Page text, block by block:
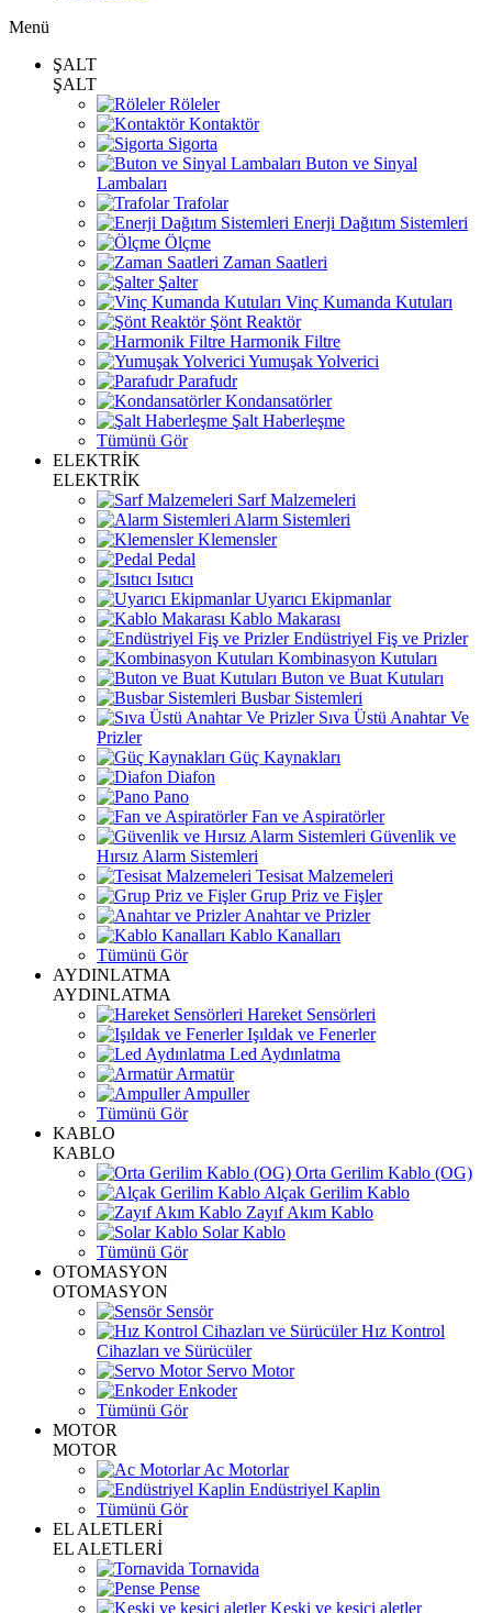
Menü
ŞALT
ŞALT
Röleler
Kontaktör
Sigorta
Buton ve Sinyal
Lambaları
Trafolar
Enerji Dağıtım Sistemleri
Ölçme
Zaman Saatleri
Şalter
Vinç Kumanda Kutuları
Şönt Reaktör
Harmonik Filtre
Yumuşak Yolverici
Parafudr
Kondansatörler
Şalt Haberleşme
Tümünü Gör
ELEKTRİK
ELEKTRİK
Sarf Malzemeleri
Alarm Sistemleri
Klemensler
Pedal
Isıtıcı
Uyarıcı Ekipmanlar
Kablo Makarası
Endüstriyel Fiş ve Prizler
Kombinasyon Kutuları
Buton ve Buat Kutuları
Busbar Sistemleri
Sıva Üstü Anahtar Ve
Prizler
Güç Kaynakları
Diafon
Pano
Fan ve Aspiratörler
Güvenlik ve
Hırsız Alarm Sistemleri
Tesisat Malzemeleri
Grup Priz ve Fişler
Anahtar ve Prizler
Kablo Kanalları
Tümünü Gör
AYDINLATMA
AYDINLATMA
Hareket Sensörleri
Işıldak ve Fenerler
Led Aydınlatma
Armatür
Ampuller
Tümünü Gör
KABLO
KABLO
Orta Gerilim Kablo (OG)
Alçak Gerilim Kablo
Zayıf Akım Kablo
Solar Kablo
Tümünü Gör
OTOMASYON
OTOMASYON
Sensör
Hız Kontrol
Cihazları ve Sürücüler
Servo Motor
Enkoder
Tümünü Gör
MOTOR
MOTOR
Ac Motorlar
Endüstriyel Kaplin
Tümünü Gör
EL ALETLERİ
EL ALETLERİ
Tornavida
Pense
Keski ve kesici aletler